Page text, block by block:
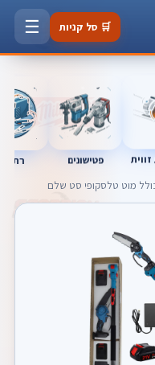
🛒 סל קניות ☰
פטישונים
מוט טלסקופי סט שלם